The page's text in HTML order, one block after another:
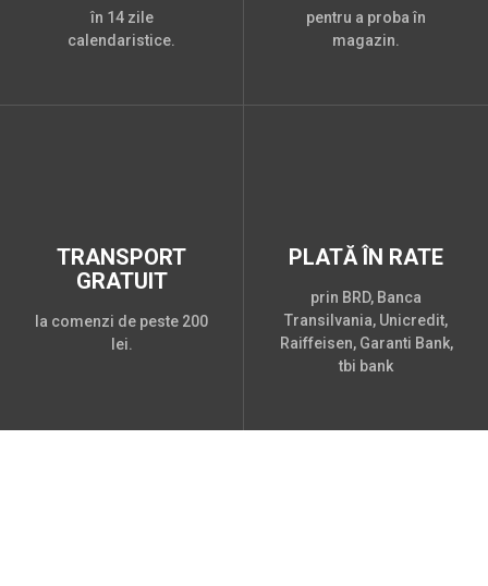
în 14 zile
calendaristice.
pentru a proba în
magazin.
TRANSPORT
GRATUIT
la comenzi de peste 200
lei.
PLATĂ ÎN RATE
prin BRD, Banca
Transilvania, Unicredit,
Raiffeisen, Garanti Bank,
tbi bank